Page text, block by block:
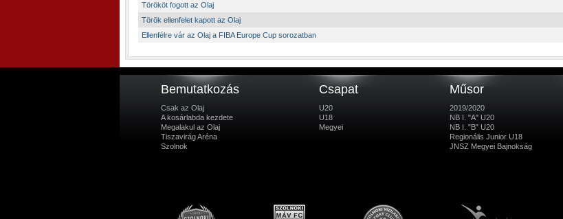
Törököt fogott az Olaj
Török ellenfelet kapott az Olaj
Ellenfélre vár az Olaj a FIBA Europe Cup sorozatban
Bemutatkozás
Csak az Olaj
A kosárlabda kezdete
Megalakul az Olaj
Tiszavirág Aréna
Szolnok
Csapat
U20
U18
Megyei
Műsor
2019/2020
NB I. "A" U20
NB I. "B" U20
Regionális Junior U18
JNSZ Megyei Bajnokság